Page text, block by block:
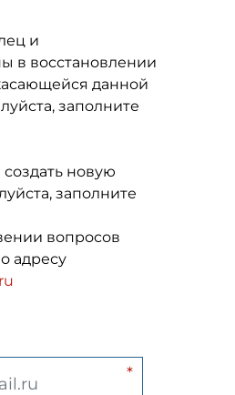
и
в восстановлении
данной
заполните
новую
заполните
вопросов
адресу